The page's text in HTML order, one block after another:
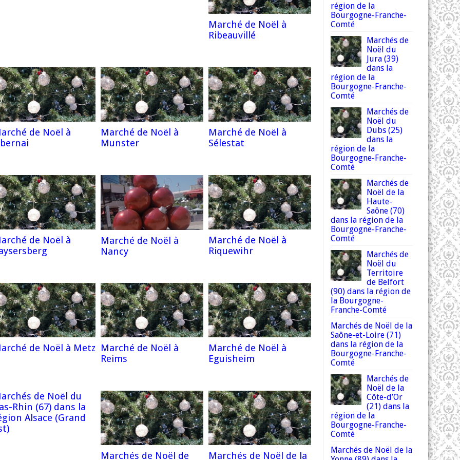
Marché de Noël à
Ribeauvillé
de Noël à
Marché de Noël à
Munster
Marché de Noël à
Sélestat
de Noël à
Marché de Noël à
Nancy
Marché de Noël à
Riquewihr
de Noël à Metz
Marché de Noël à
Reims
Marché de Noël à
Eguisheim
de Noël du
Rhin (67) dans la
Alsace (Grand
Marchés de Noël de Marchés de Noël de la
région de la
Bourgogne-Franche-
Comté
Marchés de
Noël du
Jura (39)
dans la
région de la
Bourgogne-Franche-
Comté
Marchés de
Noël du
Dubs (25)
dans la
région de la
Bourgogne-Franche-
Comté
Marchés de
Noël de la
Haute-
Saône (70)
dans la région de la
Bourgogne-Franche-
Comté
Marchés de
Noël du
Territoire
de Belfort
(90) dans la région de
la Bourgogne-
Franche-Comté
Marchés de Noël de la
Saône-et-Loire (71)
dans la région de la
Bourgogne-Franche-
Comté
Marchés de
Noël de la
Côte-d’Or
(21) dans la
région de la
Bourgogne-Franche-
Comté
Marchés de Noël de la